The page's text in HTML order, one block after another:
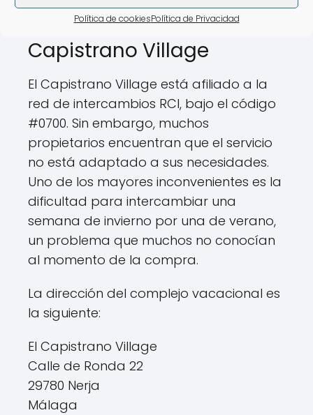
Política de cookiesPolítica de Privacidad
Intercambio de RCI en El
Capistrano Village
El Capistrano Village está afiliado a la
red de intercambios RCI, bajo el código
#0700. Sin embargo, muchos
propietarios encuentran que el servicio
no está adaptado a sus necesidades.
Uno de los mayores inconvenientes es la
dificultad para intercambiar una
semana de invierno por una de verano,
un problema que muchos no conocían
al momento de la compra.
La dirección del complejo vacacional es
la siguiente:
El Capistrano Village
Calle de Ronda 22
29780 Nerja
Málaga